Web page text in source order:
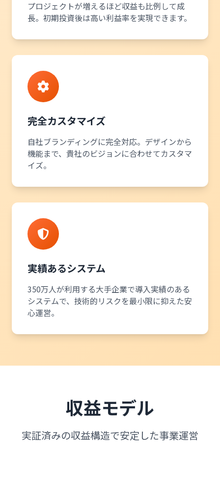
プロジェクトが増えるほど収益も比例して成
長。初期投資後は高い利益率を実現できます。
完全カスタマイズ
自社ブランディングに完全対応。デザインから
機能まで、貴社のビジョンに合わせてカスタマ
イズ。
実績あるシステム
350万人が利用する大手企業で導入実績のある
システムで、技術的リスクを最小限に抑えた安
心運営。
収益モデル
実証済みの収益構造で安定した事業運営